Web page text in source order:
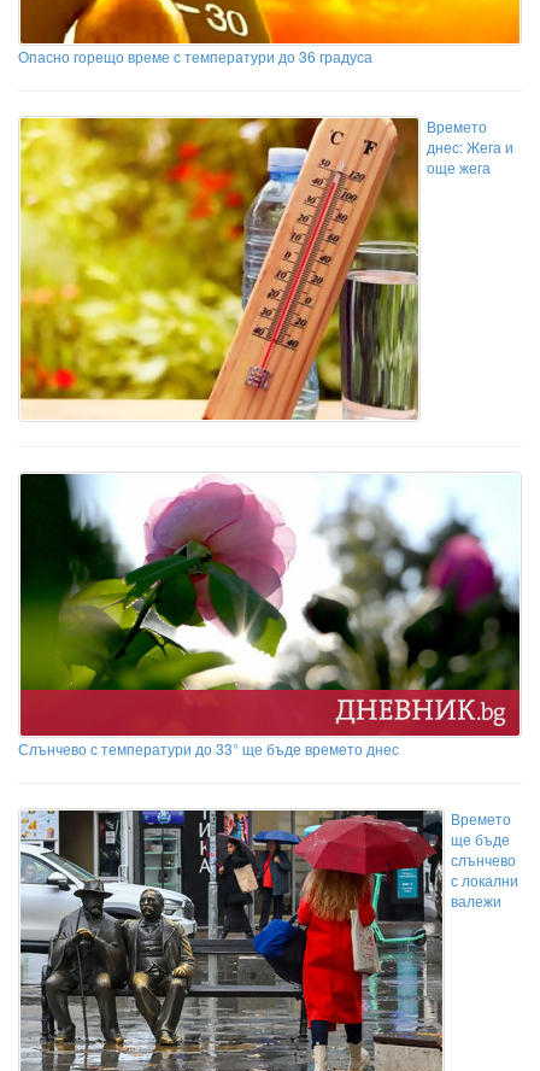
Опасно горещо време с температури до 36 градуса
Времето
днес: Жега и
още жега
Слънчево с температури до 33° ще бъде времето днес
Времето
ще бъде
слънчево
с локални
валежи